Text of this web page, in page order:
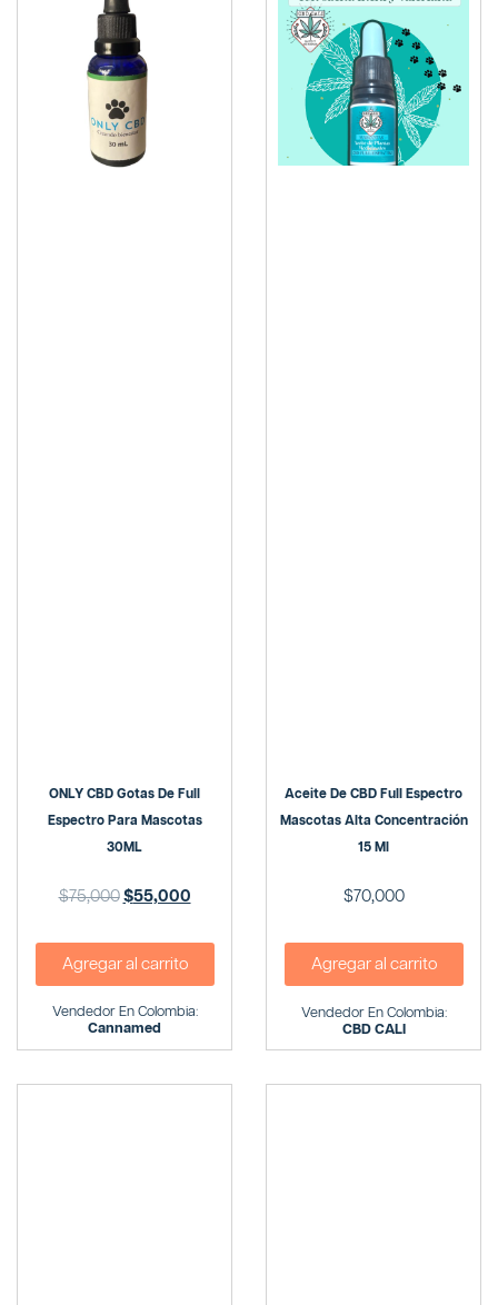
ONLY CBD Gotas De Full
Espectro Para Mascotas
30ML
$75,000 $55,000
Agregar al carrito
Vendedor En Colombia:
Cannamed
Aceite De CBD Full Espectro
Mascotas Alta Concentración
15 Ml
$ 70,000
Agregar al carrito
Vendedor En Colombia:
CBD CALI